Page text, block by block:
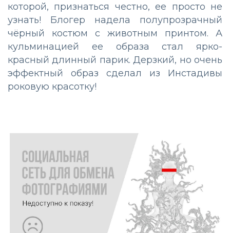
которой, признаться честно, ее просто не
узнать! Блогер надела полупрозрачный
чёрный костюм с животным принтом. А
кульминацией ее образа стал ярко-
красный длинный парик. Дерзкий, но очень
эффектный образ сделал из Инстадивы
роковую красотку!